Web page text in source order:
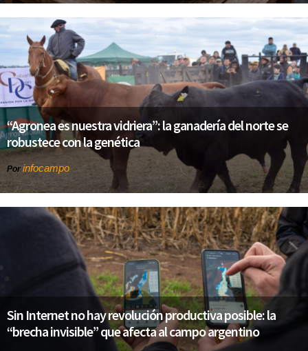
“Agronea es nuestra vidriera”: la ganadería del norte se
robustece con la genética
Por infocampo
Sin Internet no hay revolución productiva posible: la
“brecha invisible” que afecta al campo argentino